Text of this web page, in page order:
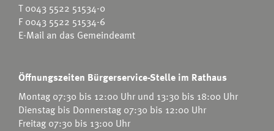
T0043 5522 51534-0
F 0043 5522 51534-6
E-Mail an das Gemeindeamt
Öffnungszeiten Bürgerservice-Stelle im Rathaus
Montag 07:30 bis 12:00 Uhr und 13:30 bis 18:00 Uhr
Dienstag bis Donnerstag 07:30 bis 12:00 Uhr
Freitag 07:30 bis 13:00 Uhr